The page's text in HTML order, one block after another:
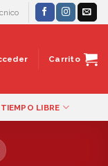
Carrito
TIEMPO LIBRE